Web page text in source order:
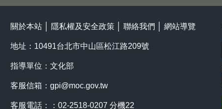
關於本站 隱私權及安全政策 聯絡我們 網站導覽
地址：10491台北市中山區松江路209號
指導單位：文化部
客服信箱： gpi@moc.gov.tw
客服電話：：02-2518-0207 分機22